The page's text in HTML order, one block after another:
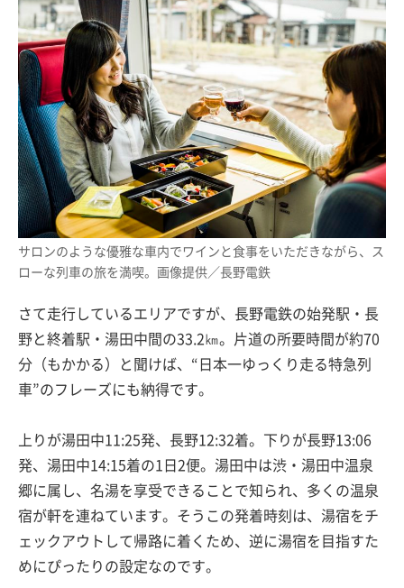
サロンのような優雅な車内でワインと食事をいただきながら、ス
ローな列車の旅を満喫。画像提供／長野電鉄
さて走行しているエリアですが、長野電鉄の始発駅・長
野と終着駅・湯田中間の33.2㎞。片道の所要時間が約70
分（もかかる）と聞けば、“日本一ゆっくり走る特急列
車”のフレーズにも納得です。
上りが湯田中11:25発、長野12:32着。下りが長野13:06
発、湯田中14:15着の1日2便。湯田中は渋・湯田中温泉
郷に属し、名湯を享受できることで知られ、多くの温泉
宿が軒を連ねています。そうこの発着時刻は、湯宿をチ
ェックアウトして帰路に着くため、逆に湯宿を目指すた
めにぴったりの設定なのです。